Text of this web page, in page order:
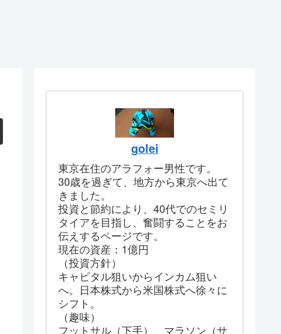
golei
東京在住のアラフォー男性です。
30歳を過ぎて、地方から東京へ出て
きました。
投資と節約により、40代でのセミリ
タイアを目指し、奮闘することをお
伝えするページです。
現在の資産：1億円
（投資方針）
キャピタル狙いからインカム狙い
へ。日本株式から米国株式へ徐々に
シフト。
（趣味）
フットサル（下手）、マラソン（サ